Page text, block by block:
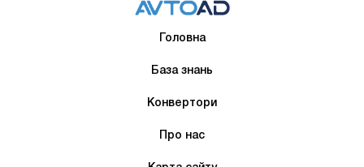
Головна
База знань
Конвертори
Про нас